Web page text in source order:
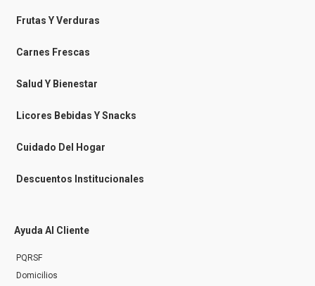
b
o
b
o
-
s
s
n
g
r
g
m
Frutas Y Verduras
Carnes Frescas
Salud Y Bienestar
Licores Bebidas Y Snacks
Cuidado Del Hogar
Descuentos Institucionales
Ayuda Al Cliente
PQRSF
Domicilios